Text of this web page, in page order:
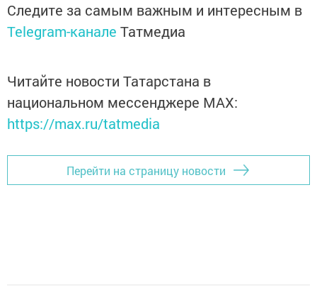
Следите за самым важным и интересным в
Telegram-канале Татмедиа
Читайте новости Татарстана в
национальном мессенджере MАХ:
https://max.ru/tatmedia
Перейти на страницу новости